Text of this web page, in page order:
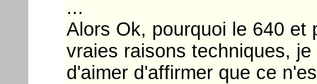
...
Alors Ok, pourquoi le 640 et
vraies raisons techniques,
d'aimer d'affirmer que ce